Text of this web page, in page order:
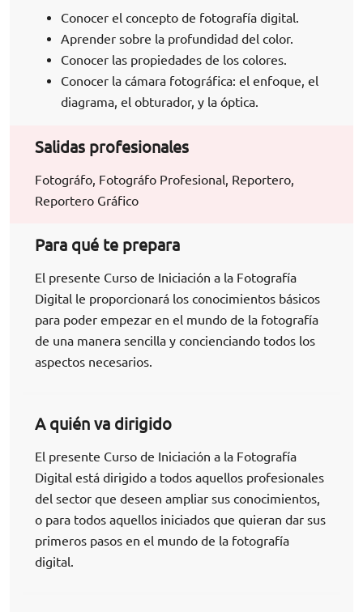
Conocer el concepto de fotografía digital.
Aprender sobre la profundidad del color.
Conocer las propiedades de los colores.
Conocer la cámara fotográfica: el enfoque, el
diagrama, el obturador, y la óptica.
Salidas profesionales
Fotográfo, Fotográfo Profesional, Reportero,
Reportero Gráfico
Para qué te prepara
El presente Curso de Iniciación a la Fotografía
Digital le proporcionará los conocimientos básicos
para poder empezar en el mundo de la fotografía
de una manera sencilla y concienciando todos los
aspectos necesarios.
A quién va dirigido
El presente Curso de Iniciación a la Fotografía
Digital está dirigido a todos aquellos profesionales
del sector que deseen ampliar sus conocimientos,
o para todos aquellos iniciados que quieran dar sus
primeros pasos en el mundo de la fotografía
digital.